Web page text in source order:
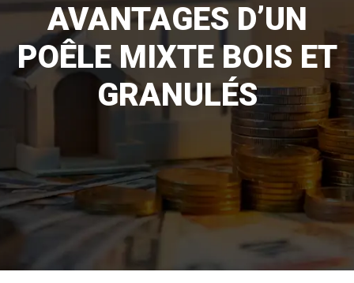
AVANTAGES D’UN
POÊLE MIXTE BOIS ET
GRANULÉS